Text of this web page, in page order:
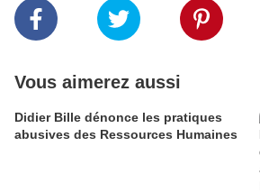
Vous aimerez aussi
Didier Bille dénonce les pratiques
abusives des Ressources Humaines